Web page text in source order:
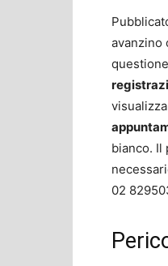
avanzino
bianco. Il
02